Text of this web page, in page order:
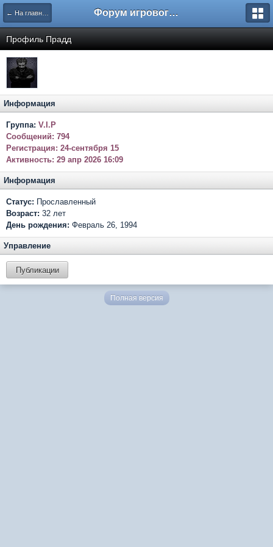
← На главную Форум игрового проекта Riverrise
Профиль Прадд
Информация
Группа: V.I.P
Сообщений: 794
Регистрация: 24-сентября 15
Активность: 29 апр 2026 16:09
Информация
Статус: Прославленный
Возраст: 32 лет
День рождения: Февраль 26, 1994
Управление
Публикации
Полная версия